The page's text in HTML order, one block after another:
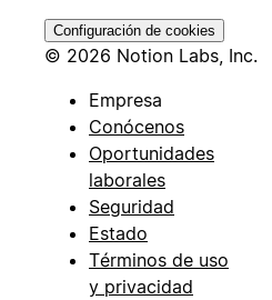
Configuración de cookies
© 2026 Notion Labs, Inc.
Empresa
Conócenos
Oportunidades
laborales
Seguridad
Estado
Términos de uso
y privacidad